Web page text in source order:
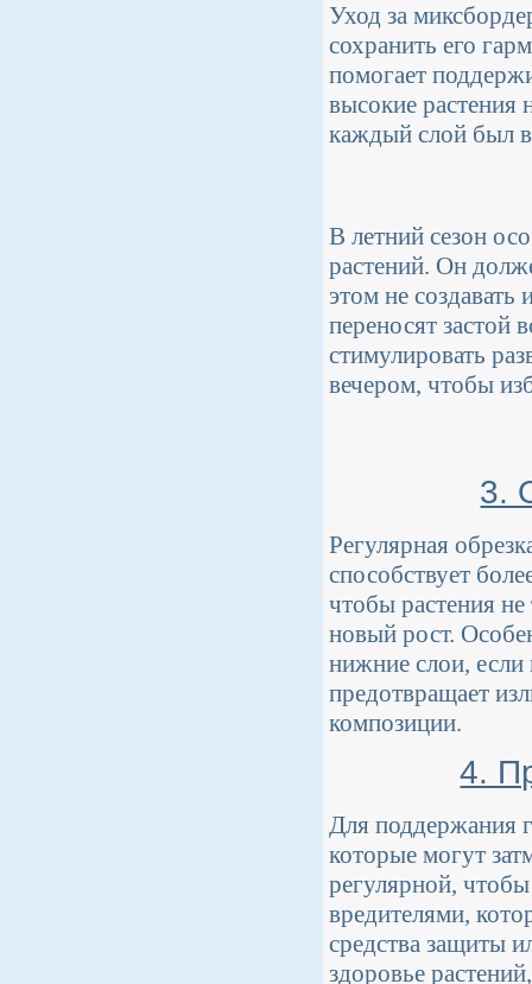
Уход за
сохранить его
помогает
высокие растения
каждый слой был
В летний сезон
растений. Он
этом не
переносят застой
стимулировать
вечером, чтобы
3.
Регулярная
способствует
чтобы растения
новый рост.
нижние слои,
предотвращает
композиции.
4.
Для поддержания
которые могут
регулярной,
вредителями,
средства защиты
здоровье